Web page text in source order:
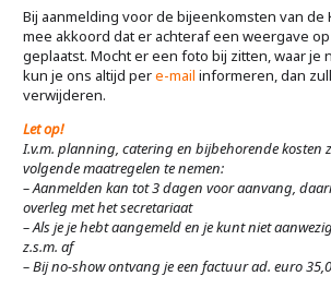
Bij aanmelding voor de bijeenkomsten van de
mee akkoord dat er achteraf een weergave
geplaatst. Mocht er een foto bij zitten, waar je
kun je ons altijd pere-mail informeren, dan
verwijderen.
Let op!
I.v.m. planning, catering en bijbehorende kosten
volgende maatregelen te nemen:
– Aanmelden kan tot 3 dagen voor aanvang,
overleg met het secretariaat
– Als je je hebt aangemeld en je kunt niet
z.s.m. af
– Bij no-show ontvang je een factuur ad. euro